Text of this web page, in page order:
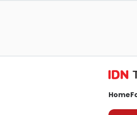
Home